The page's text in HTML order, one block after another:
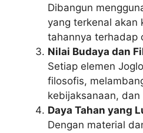
Dibangun
yang terkenal akan
tahannya terhadap
Nilai Budaya dan
Setiap elemen
filosofis,
kebijaksanaan, dan
Daya Tahan yang
Dengan material